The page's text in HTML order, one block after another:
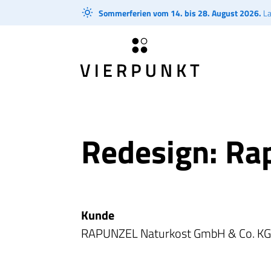
Sommerferien vom 14. bis 28. August 2026.
Redesign:
Kunde
RAPUNZEL Naturkost GmbH & Co. KG